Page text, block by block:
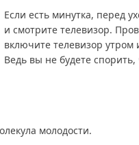
Если есть минутка, перед
и смотрите телевизор.
включите телевизор
Ведь вы не будете
молодости.